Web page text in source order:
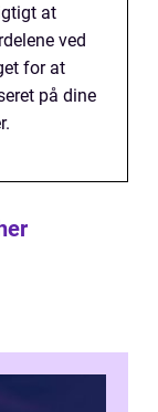
at
ved
for at
på dine